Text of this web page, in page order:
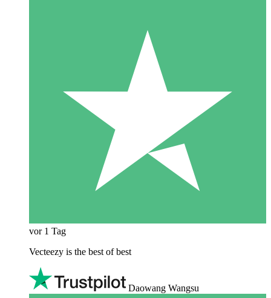
vor 1 Tag
Vecteezy is the best of best
Daowang Wangsu